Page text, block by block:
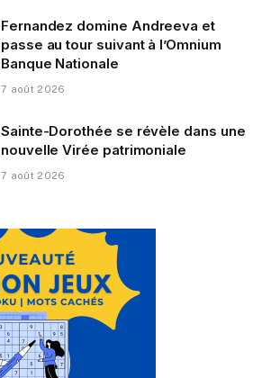
Fernandez domine Andreeva et
passe au tour suivant à l’Omnium
Banque Nationale
7 août 2026
Sainte-Dorothée se révèle dans une
nouvelle Virée patrimoniale
7 août 2026